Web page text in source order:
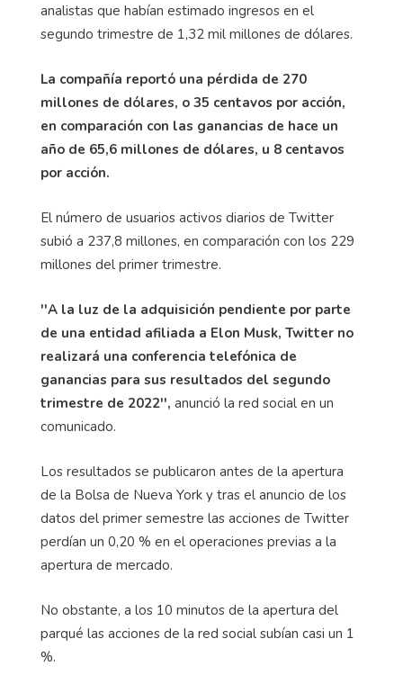
analistas que habían estimado ingresos en el
segundo trimestre de 1,32 mil millones de dólares.
La compañía reportó una pérdida de 270
millones de dólares, o 35 centavos por acción,
en comparación con las ganancias de hace un
año de 65,6 millones de dólares, u 8 centavos
por acción.
El número de usuarios activos diarios de Twitter
subió a 237,8 millones, en comparación con los 229
millones del primer trimestre.
''A la luz de la adquisición pendiente por parte
de una entidad afiliada a Elon Musk, Twitter no
realizará una conferencia telefónica de
ganancias para sus resultados del segundo
trimestre de 2022'', anunció la red social en un
comunicado.
Los resultados se publicaron antes de la apertura
de la Bolsa de Nueva York y tras el anuncio de los
datos del primer semestre las acciones de Twitter
perdían un 0,20 % en el operaciones previas a la
apertura de mercado.
No obstante, a los 10 minutos de la apertura del
parqué las acciones de la red social subían casi un 1
%.